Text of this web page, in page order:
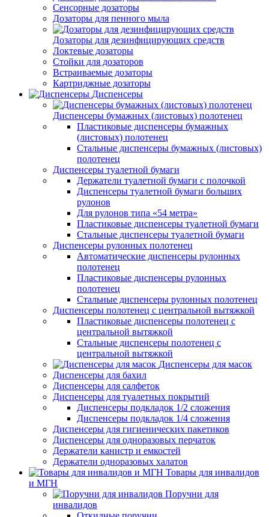
Сенсорные дозаторы
Дозаторы для пенного мыла
Дозаторы для дезинфицирующих средств
Локтевые дозаторы
Стойки для дозаторов
Встраиваемые дозаторы
Картриджные дозаторы
Диспенсеры
Диспенсеры бумажных (листовых) полотенец
Пластиковые диспенсеры бумажных
(листовых) полотенец
Стальные диспенсеры бумажных (листовых)
полотенец
Диспенсеры туалетной бумаги
Держатели туалетной бумаги с полочкой
Диспенсеры туалетной бумаги больших
рулонов
Для рулонов типа «54 метра»
Пластиковые диспенсеры туалетной бумаги
Стальные диспенсеры туалетной бумаги
Диспенсеры рулонных полотенец
Автоматические диспенсеры рулонных
полотенец
Пластиковые диспенсеры рулонных
полотенец
Стальные диспенсеры рулонных полотенец
Диспенсеры полотенец с центральной вытяжкой
Пластиковые диспенсеры полотенец с
центральной вытяжкой
Стальные диспенсеры полотенец с
центральной вытяжкой
Диспенсеры для масок
Диспенсеры для бахил
Диспенсеры для салфеток
Диспенсеры для туалетных покрытий
Диспенсеры подкладок 1/2 сложения
Диспенсеры подкладок 1/4 сложения
Диспенсеры для гигиенических пакетиков
Диспенсеры для одноразовых перчаток
Держатели канистр и емкостей
Держатели одноразовых халатов
Товары для инвалидов
и МГН
Поручни для
инвалидов